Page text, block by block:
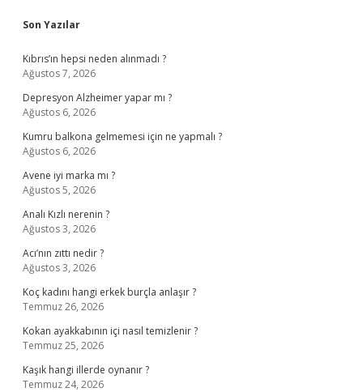
Sidebar
Son Yazılar
Kıbrıs’ın hepsi neden alınmadı ?
Ağustos 7, 2026
Depresyon Alzheimer yapar mı ?
Ağustos 6, 2026
Kumru balkona gelmemesi için ne yapmalı ?
Ağustos 6, 2026
Avene iyi marka mı ?
Ağustos 5, 2026
Analı Kızlı nerenin ?
Ağustos 3, 2026
Acı’nın zıttı nedir ?
Ağustos 3, 2026
Koç kadını hangi erkek burçla anlaşır ?
Temmuz 26, 2026
Kokan ayakkabının içi nasıl temizlenir ?
Temmuz 25, 2026
Kaşık hangi illerde oynanır ?
Temmuz 24, 2026